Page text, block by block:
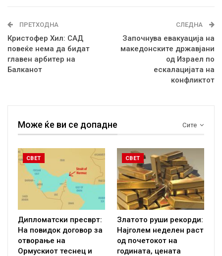
ПРЕТХОДНА
Кристофер Хил: САД
повеќе нема да бидат
главен арбитер на
Балканот
СЛЕДНА
Започнува евакуација на
македонските државјани
од Израел по
ескалацијата на
конфликтот
Сите
Може ќе ви се допадне
СВЕТ
Дипломатски пресврт:
На повидок договор за
отворање на
Ормускиот теснец и
СВЕТ
Златото руши рекорди:
Најголем неделен раст
од почетокот на
годината, цената